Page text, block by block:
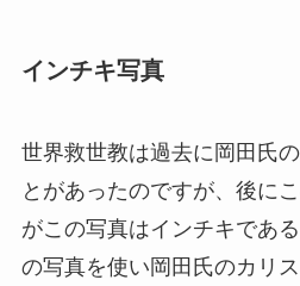
インチキ写真
世界救世教は過去に岡田氏
とがあったのですが、後に
がこの写真はインチキであ
の写真を使い岡田氏のカリ